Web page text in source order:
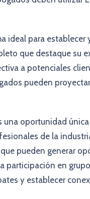
ideal para establecer
que destaque su
a potenciales
pueden
oportunidad
de la
pueden generar
participación en
y establecer